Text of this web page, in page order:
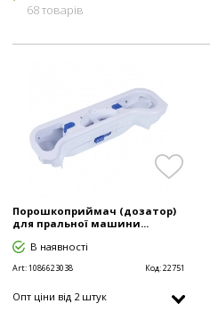
68 товарів
Порошкоприймач (дозатор)
для пральної машини...
В наявності
Art:1086623038 Код:22751
Опт цiни від 2 штук